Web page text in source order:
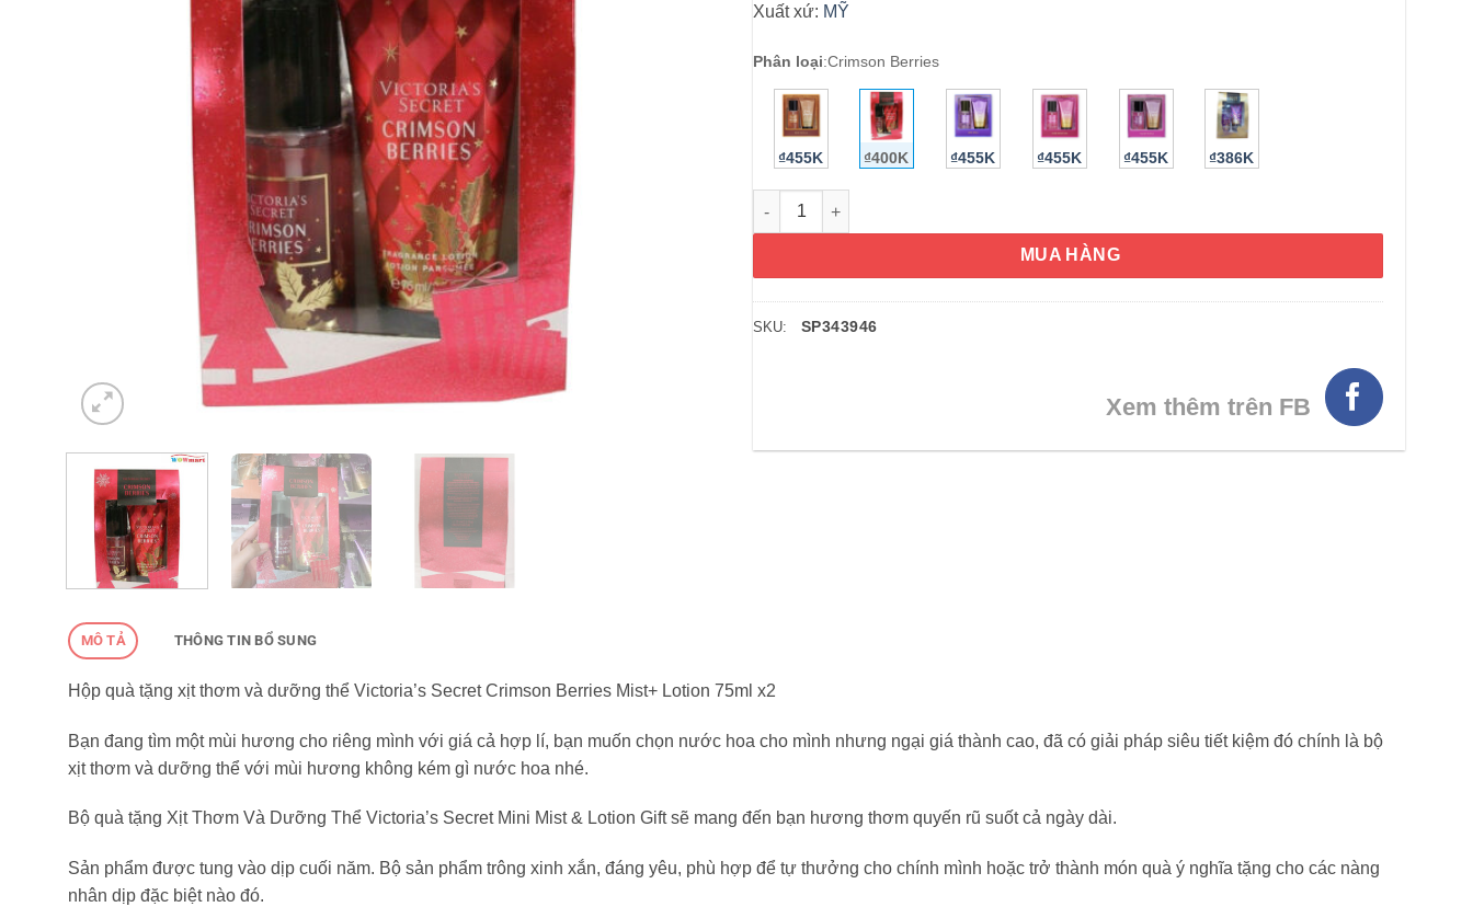
Xuất xứ: MỸ
Phân loại:Crimson Berries
₫455K ₫400K ₫455K ₫455K ₫455K ₫386K
Hộp quà tặng xịt thơm và dưỡng thể Victoria’s Secret Crimson Berries Mist+ Lotion 75ml x2 số
MUA HÀNG
SKU: SP343946
Xem thêm trên FB
MÔ TẢ THÔNG TIN BỔ SUNG
Hộp quà tặng xịt thơm và dưỡng thể Victoria’s Secret Crimson Berries Mist+ Lotion 75ml x2
Bạn đang tìm một mùi hương cho riêng mình với giá cả hợp lí, bạn muốn chọn nước hoa cho mình nhưng ngại giá thành cao, đã có giải pháp siêu tiết kiệm đó chính là bộ
xịt thơm và dưỡng thể với mùi hương không kém gì nước hoa nhé.
Bộ quà tặng Xịt Thơm Và Dưỡng Thể Victoria’s Secret Mini Mist & Lotion Gift sẽ mang đến bạn hương thơm quyến rũ suốt cả ngày dài.
Sản phẩm được tung vào dịp cuối năm. Bộ sản phẩm trông xinh xắn, đáng yêu, phù hợp để tự thưởng cho chính mình hoặc trở thành món quà ý nghĩa tặng cho các nàng
nhân dịp đặc biệt nào đó.